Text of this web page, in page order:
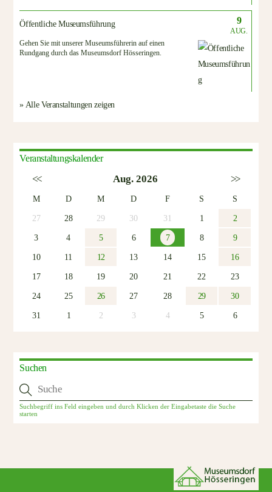
Öffentliche Museumsführung 9
AUG.
Gehen Sie mit unserer Museumsführerin auf einen
Rundgang durch das Museumsdorf Hösseringen.
» Alle Veranstaltungen zeigen
Veranstaltungskalender
<< Aug. 2026 >>
M D M D F S
S
27
28 29 30 31 1
2
3
4 5 6 7 8
9
10
11 12 13 14 15
16
17
18 19 20 21 22
23
24
25 26 27 28 29
30
31
1 2 3 4 5 6
Suchen